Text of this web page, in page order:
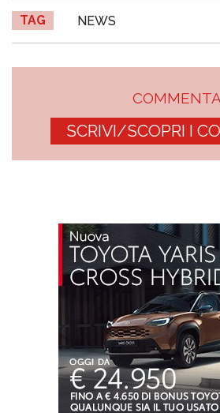
TAG NEWS
COMMENTA
SCRIVI/SCOPRI I